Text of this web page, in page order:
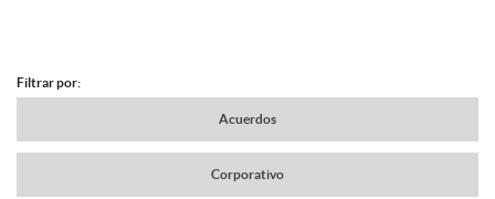
N
Filtrar por:
Acuerdos
Corporativo